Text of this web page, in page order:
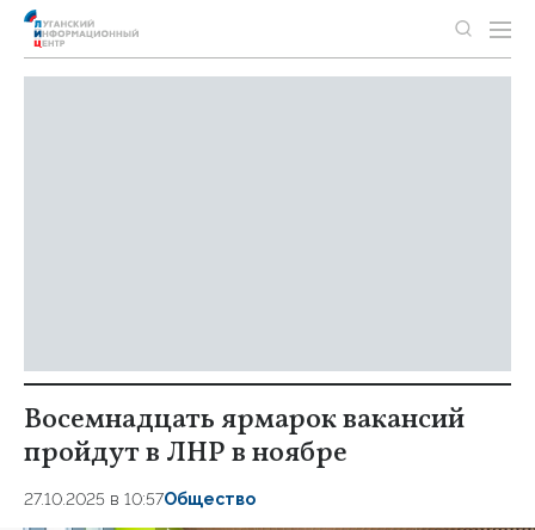
Восемнадцать ярмарок вакансий
пройдут в ЛНР в ноябре
27.10.2025 в 10:57Общество